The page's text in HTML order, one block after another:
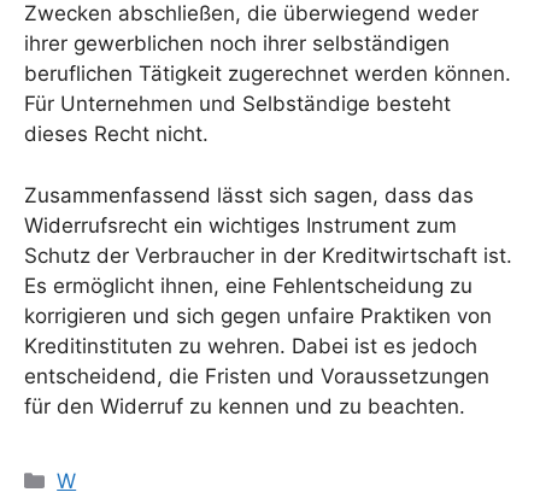
Zwecken abschließen, die überwiegend weder
ihrer gewerblichen noch ihrer selbständigen
beruflichen Tätigkeit zugerechnet werden können.
Für Unternehmen und Selbständige besteht
dieses Recht nicht.
Zusammenfassend lässt sich sagen, dass das
Widerrufsrecht ein wichtiges Instrument zum
Schutz der Verbraucher in der Kreditwirtschaft ist.
Es ermöglicht ihnen, eine Fehlentscheidung zu
korrigieren und sich gegen unfaire Praktiken von
Kreditinstituten zu wehren. Dabei ist es jedoch
entscheidend, die Fristen und Voraussetzungen
für den Widerruf zu kennen und zu beachten.
Kategorien
W